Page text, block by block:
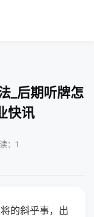
_后期听牌怎
快讯
：1
的斜乎事，出